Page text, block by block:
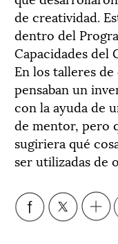
de creatividad.
dentro del
Capacidades del
En los talleres
pensaban un
con la ayuda de
de mentor, pero
sugiriera qué
ser utilizadas de